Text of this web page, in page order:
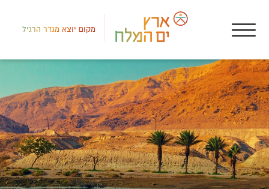
מקום יוצא מגדר הרגיל